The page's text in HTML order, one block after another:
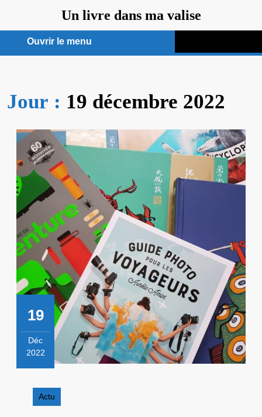
contenu
Un livre dans ma valise
Ouvrir le menu
menu
Jour : 19 décembre 2022
19
Déc
2022
2022
Actu